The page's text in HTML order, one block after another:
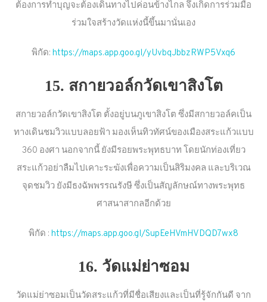
ต้องการทำบุญจะต้องเดินทางไปค่อนข้างไกล จึงเกิดการร่วมมือ
ร่วมใจสร้างวัดแห่งนี้ขึ้นมานั่นเอง
พิกัด: https://maps.app.goo.gl/yUvbqJbbzRWP5Vxq6
15. สกายวอล์กวัดเขาสิงโต
สกายวอล์กวัดเขาสิงโต ตั้งอยู่บนภูเขาสิงโต ซึ่งมีสกายวอล์คเป็น
ทางเดินชมวิวแบบลอยฟ้า มองเห็นทิวทัศน์ของเมืองสระแก้วแบบ
360 องศา นอกจากนี้ ยังมีรอยพระพุทธบาท โดยนักท่องเที่ยว
สระแก้วอย่าลืมไปเคาะระฆังเพื่อความเป็นสิริมงคล และบริเวณ
จุดชมวิว ยังมีธงฉัพพรรณรังษี ซึ่งเป็นสัญลักษณ์ทางพระพุทธ
ศาสนาสากลอีกด้วย
พิกัด : https://maps.app.goo.gl/SupEeHVmHVDQD7wx8
16. วัดแม่ย่าซอม
วัดแม่ย่าซอมเป็นวัดสระแก้วที่มีชื่อเสียงและเป็นที่รู้จักกันดี จาก